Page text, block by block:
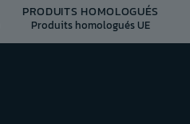
PRODUITS HOMOLOGUÉS
Produits homologués UE